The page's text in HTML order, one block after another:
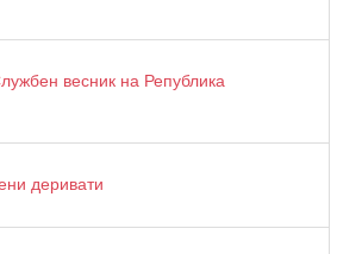
весник на Република
деривати